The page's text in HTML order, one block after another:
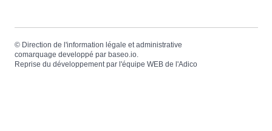
© Direction de l'information légale et administrative
comarquage developpé par baseo.io.
Reprise du développement par l'équipe WEB de l'Adico